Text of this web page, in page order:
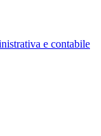
e contabile